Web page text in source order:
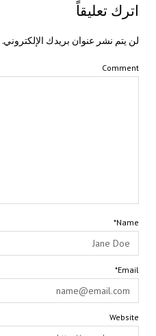
اترك تعليقاً
لن يتم نشر عنوان بريدك الإلكتروني.
Comment
Name*
Email*
Website